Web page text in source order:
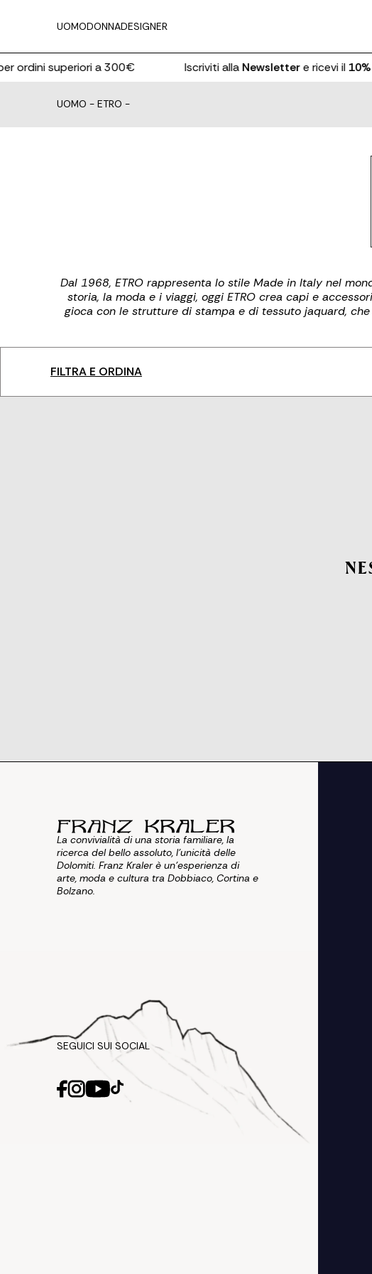
UOMODONNADESIGNER
ordini superiori a 300€ Iscriviti allaNewslettere ricevi il10%
UOMO - ETRO -
Dal 1968, ETRO rappresenta lo stile Made in Italy nel
storia, la moda e i viaggi, oggi ETRO crea capi e
gioca con le strutture di stampa e di tessuto jaquard,
FILTRA E ORDINA
La convivialità di una storia familiare, la
ricerca del bello assoluto, l'unicità delle
Dolomiti. Franz Kraler è un'esperienza di
arte, moda e cultura tra Dobbiaco, Cortina e
Bolzano.
SEGUICI SUI SOCIAL